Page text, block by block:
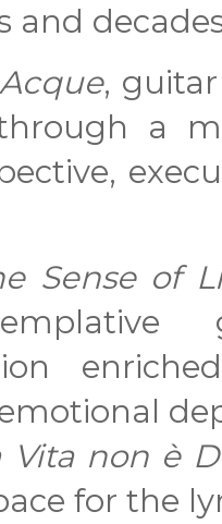
and
,
a
Sense of
Vita non è
for the